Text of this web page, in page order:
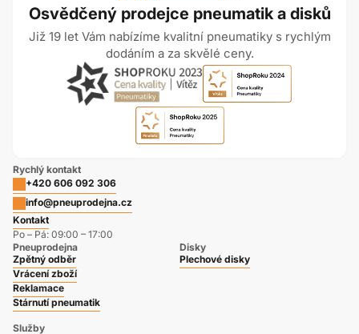
Osvědčený prodejce pneumatik a disků
Již 19 let Vám nabízíme kvalitní pneumatiky s rychlým
dodáním a za skvělé ceny.
Rychlý kontakt
+420 606 092 306
info@pneuprodejna.cz
Kontakt
Po – Pá: 09:00 – 17:00
Pneuprodejna
Zpětný odběr
Vrácení zboží
Reklamace
Stárnutí pneumatik
Služby
Disky
Plechové disky